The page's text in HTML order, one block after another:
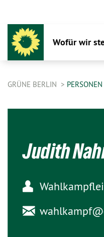
Wofür wir
GRÜNE BERLIN PERSONEN
Judith
wahlkampf@